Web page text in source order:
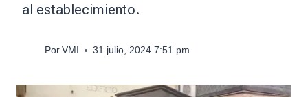
al establecimiento.
Por VMI 31 julio, 2024 7:51 pm